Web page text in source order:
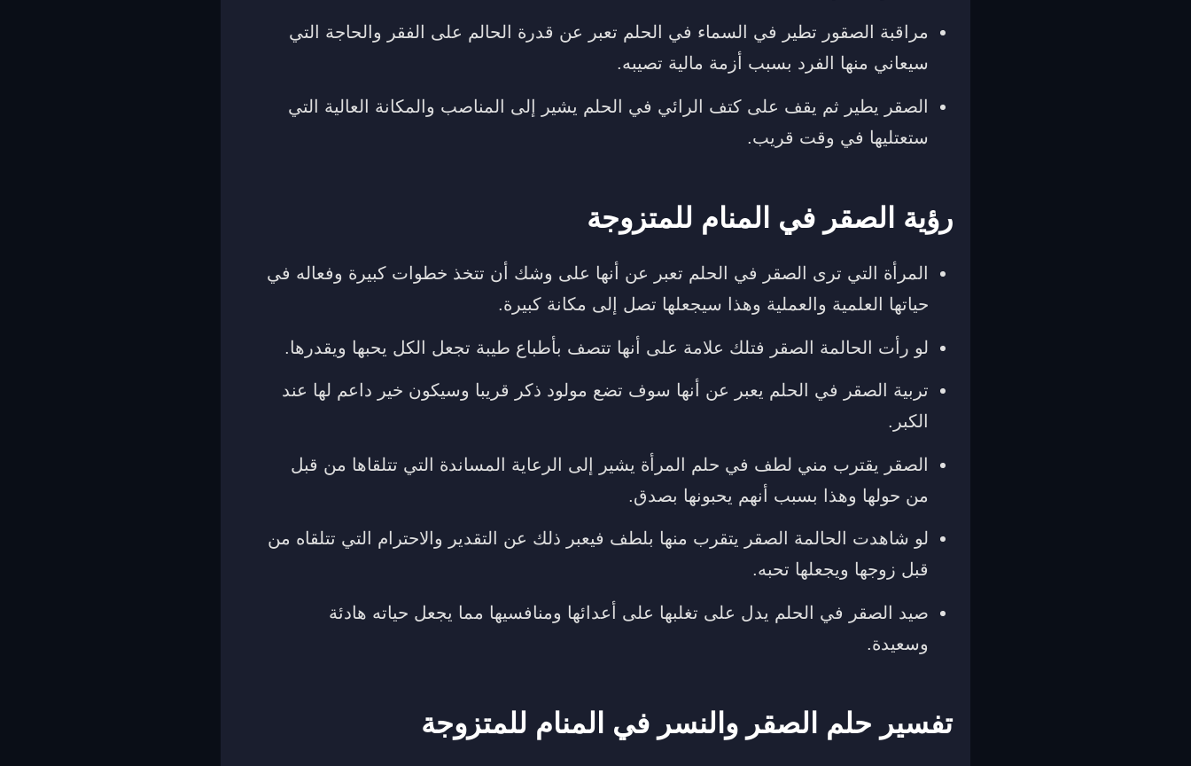
مراقبة الصقور تطير في السماء في الحلم تعبر عن قدرة الحالم على الفقر والحاجة التي
سيعاني منها الفرد بسبب أزمة مالية تصيبه.
الصقر يطير ثم يقف على كتف الرائي في الحلم يشير إلى المناصب والمكانة العالية التي
ستعتليها في وقت قريب.
رؤية الصقر في المنام للمتزوجة
المرأة التي ترى الصقر في الحلم تعبر عن أنها على وشك أن تتخذ خطوات كبيرة وفعاله في
حياتها العلمية والعملية وهذا سيجعلها تصل إلى مكانة كبيرة.
لو رأت الحالمة الصقر فتلك علامة على أنها تتصف بأطباع طيبة تجعل الكل يحبها ويقدرها.
تربية الصقر في الحلم يعبر عن أنها سوف تضع مولود ذكر قريبا وسيكون خير داعم لها عند
الكبر.
الصقر يقترب مني لطف في حلم المرأة يشير إلى الرعاية المساندة التي تتلقاها من قبل
من حولها وهذا بسبب أنهم يحبونها بصدق.
لو شاهدت الحالمة الصقر يتقرب منها بلطف فيعبر ذلك عن التقدير والاحترام التي تتلقاه من
قبل زوجها ويجعلها تحبه.
صيد الصقر في الحلم يدل على تغلبها على أعدائها ومنافسيها مما يجعل حياته هادئة
وسعيدة.
تفسير حلم الصقر والنسر في المنام للمتزوجة